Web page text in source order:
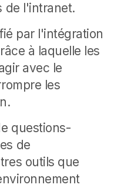
de l'intranet.
par l'intégration
à laquelle les
avec le
les
questions-
de
outils que